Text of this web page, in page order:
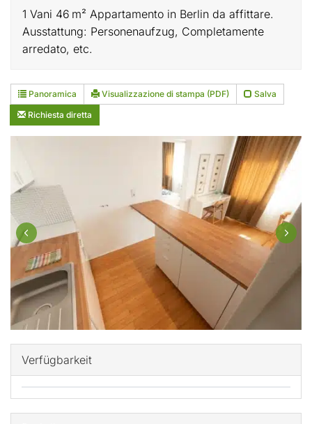
1 Vani 46 m² Appartamento in Berlin da affittare.
Ausstattung: Personenaufzug, Completamente
arredato, etc.
Panoramica Visualizzazione di stampa (PDF)
Salva
Richiesta diretta
Verfügbarkeit